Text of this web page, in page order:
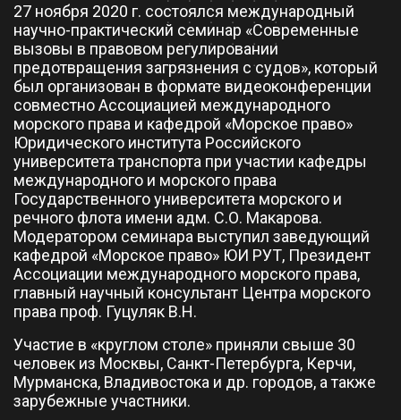
27 ноября 2020 г. состоялся международный
научно-практический семинар «Современные
вызовы в правовом регулировании
предотвращения загрязнения с судов», который
был организован в формате видеоконференции
совместно Ассоциацией международного
морского права и кафедрой «Морское право»
Юридического института Российского
университета транспорта при участии кафедры
международного и морского права
Государственного университета морского и
речного флота имени адм. С.О. Макарова.
Модератором семинара выступил заведующий
кафедрой «Морское право» ЮИ РУТ, Президент
Ассоциации международного морского права,
главный научный консультант Центра морского
права проф. Гуцуляк В.Н.
Участие в «круглом столе» приняли свыше 30
человек из Москвы, Санкт-Петербурга, Керчи,
Мурманска, Владивостока и др. городов, а также
зарубежные участники.